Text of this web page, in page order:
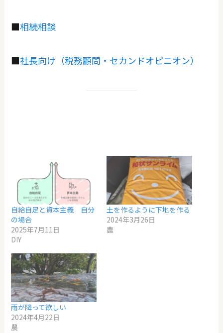
■相続相談
■社長向け（税務顧問・セカンドオピニオン）
自給自足と資本主義 自分
の場合
2025年7月11日
DIY
土を作るように下地を作る
2024年3月26日
農
雨が降って欲しい
2024年4月22日
農